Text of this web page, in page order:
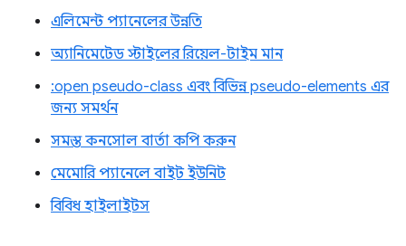
এলিমেন্ট প্যানেলের উন্নতি
অ্যানিমেটেড স্টাইলের রিয়েল-টাইম মান
:open pseudo-class এবং বিভিন্ন pseudo-elements এর
জন্য সমর্থন
সমস্ত কনসোল বার্তা কপি করুন
মেমোরি প্যানেলে বাইট ইউনিট
বিবিধ হাইলাইটস